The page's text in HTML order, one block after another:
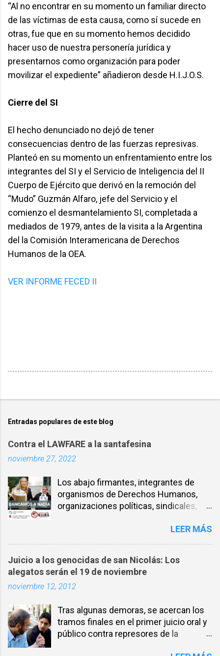
“Al no encontrar en su momento un familiar directo
de las víctimas de esta causa, como sí sucede en
otras, fue que en su momento hemos decidido
hacer uso de nuestra personería jurídica y
presentarnos como organización para poder
movilizar el expediente” añadieron desde H.I.J.O.S.
Cierre del SI
El hecho denunciado no dejó de tener
consecuencias dentro de las fuerzas represivas.
Planteó en su momento un enfrentamiento entre los
integrantes del SI y el Servicio de Inteligencia del II
Cuerpo de Ejército que derivó en la remoción del
“Mudo” Guzmán Alfaro, jefe del Servicio y el
comienzo el desmantelamiento SI, completada a
mediados de 1979, antes de la visita a la Argentina
del la Comisión Interamericana de Derechos
Humanos de la OEA.
VER INFORME FECED II
Entradas populares de este blog
Contra el LAWFARE a la santafesina
noviembre 27, 2022
Los abajo firmantes, integrantes de
organismos de Derechos Humanos,
organizaciones políticas, sindicales,
nuestra solidaridad con la compañera
juicios por delitos de Lesa Humanidad
en Santa Fe y militante incansable por
la Memoria, la verdad y la Justicia. El 26
ilegalmente las oficinas del Ministerio
de Seguridad de la provincia de Santa
Fe, implicando a algunxs trabajadorxs,
LEER MÁS
Juicio a los genocidas de san Nicolás: Los
alegatos serán el 19 de noviembre
noviembre 12, 2012
Tras algunas demoras, se acercan los
tramos finales en el primer juicio oral y
público contra represores de la